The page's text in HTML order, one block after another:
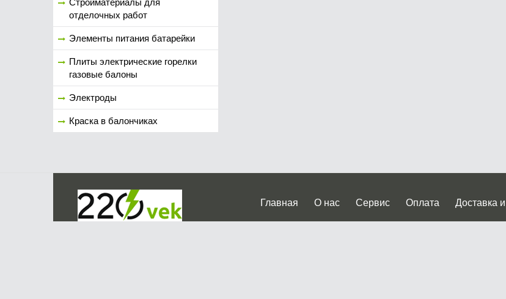
Стройматериалы для
отделочных работ
Элементы питания батарейки
Плиты электрические горелки
газовые балоны
Электроды
Краска в балончиках
Главная О нас Сервис Оплата Доставка